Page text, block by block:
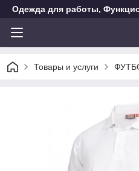
Одежда для работы,
Товары и услуги